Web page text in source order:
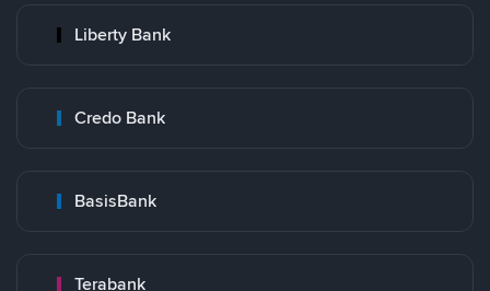
Liberty Bank
Credo Bank
BasisBank
Terabank